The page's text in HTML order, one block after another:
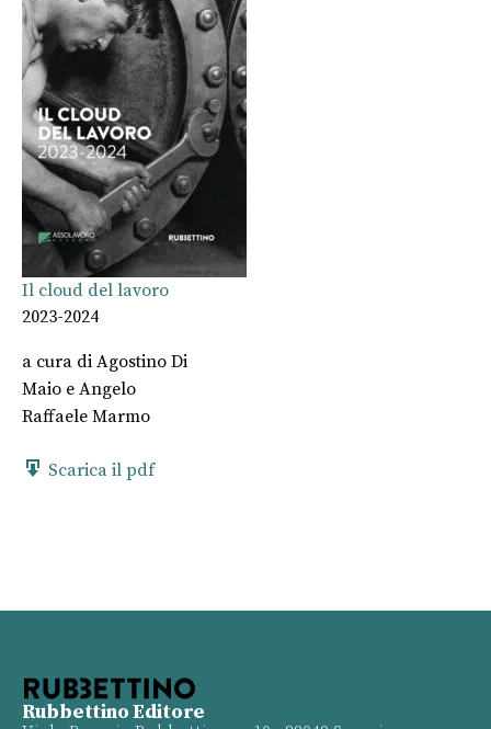
Il cloud del lavoro
2023-2024
a cura di Agostino Di
Maio e Angelo
Raffaele Marmo
Scarica il pdf
Rubbettino Editore